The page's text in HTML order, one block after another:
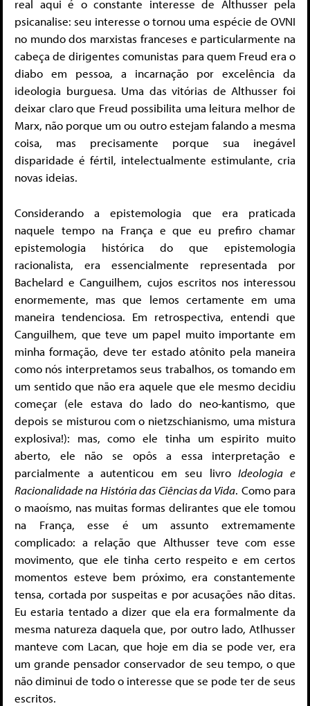
real aqui é o constante interesse de Althusser pela
psicanalise: seu interesse o tornou uma espécie de OVNI
no mundo dos marxistas franceses e particularmente na
cabeça de dirigentes comunistas para quem Freud era o
diabo em pessoa, a incarnação por excelência da
ideologia burguesa. Uma das vitórias de Althusser foi
deixar claro que Freud possibilita uma leitura melhor de
Marx, não porque um ou outro estejam falando a mesma
coisa, mas precisamente porque sua inegável
disparidade é fértil, intelectualmente estimulante, cria
novas ideias.
Considerando a epistemologia que era praticada
naquele tempo na França e que eu prefiro chamar
epistemologia histórica do que epistemologia
racionalista, era essencialmente representada por
Bachelard e Canguilhem, cujos escritos nos interessou
enormemente, mas que lemos certamente em uma
maneira tendenciosa. Em retrospectiva, entendi que
Canguilhem, que teve um papel muito importante em
minha formação, deve ter estado atônito pela maneira
como nós interpretamos seus trabalhos, os tomando em
um sentido que não era aquele que ele mesmo decidiu
começar (ele estava do lado do neo-kantismo, que
depois se misturou com o nietzschianismo, uma mistura
explosiva!): mas, como ele tinha um espirito muito
aberto, ele não se opôs a essa interpretação e
parcialmente a autenticou em seu livroIdeologia e
Racionalidade na História das Ciências da Vida. Como para
o maoísmo, nas muitas formas delirantes que ele tomou
na França, esse é um assunto extremamente
complicado: a relação que Althusser teve com esse
movimento, que ele tinha certo respeito e em certos
momentos esteve bem próximo, era constantemente
tensa, cortada por suspeitas e por acusações não ditas.
Eu estaria tentado a dizer que ela era formalmente da
mesma natureza daquela que, por outro lado, Atlhusser
manteve com Lacan, que hoje em dia se pode ver, era
um grande pensador conservador de seu tempo, o que
não diminui de todo o interesse que se pode ter de seus
escritos.